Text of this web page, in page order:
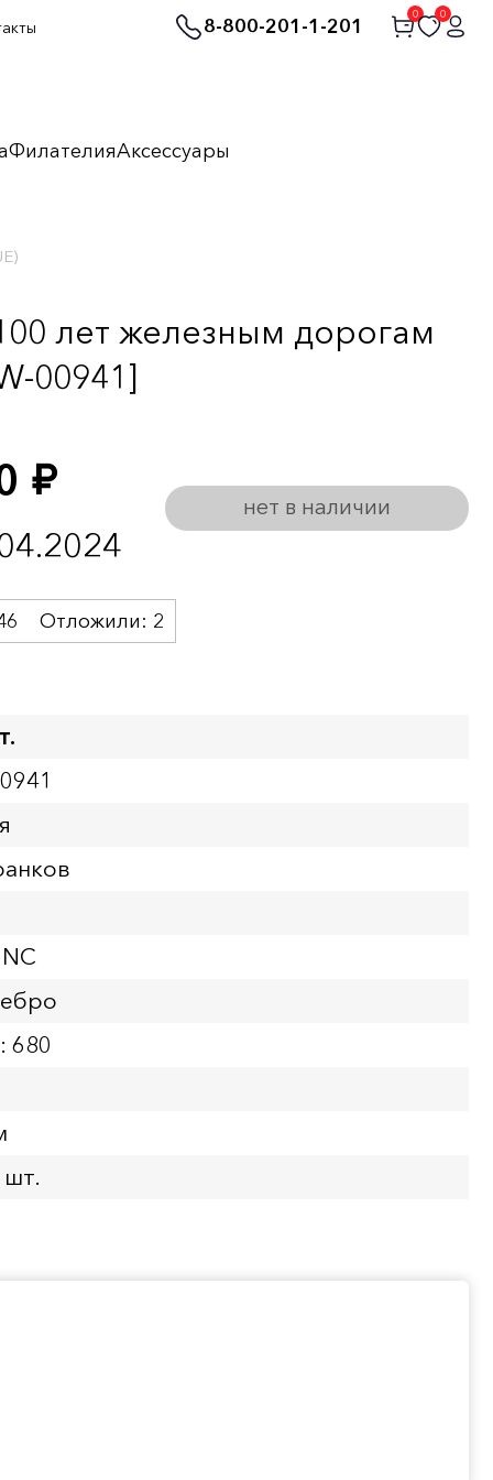
8-800-201-1-201
0 0
ФилателияАксессуары
лет железным дорогам
00941]
руб.
нет в наличии
Отложили: 2
680